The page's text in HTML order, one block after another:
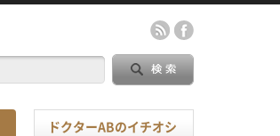
ドクターABのイチオシ